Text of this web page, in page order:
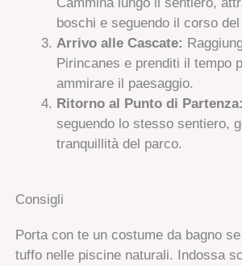
boschi e seguendo il corso
Arrivo alle Cascate:
Pirincanes e prenditi il tempo
ammirare il paesaggio.
Ritorno al Punto di Partenza:
seguendo lo stesso sentiero,
tranquillità del parco.
Consigli
Porta con te un costume da bagno
tuffo nelle piscine naturali. Indossa